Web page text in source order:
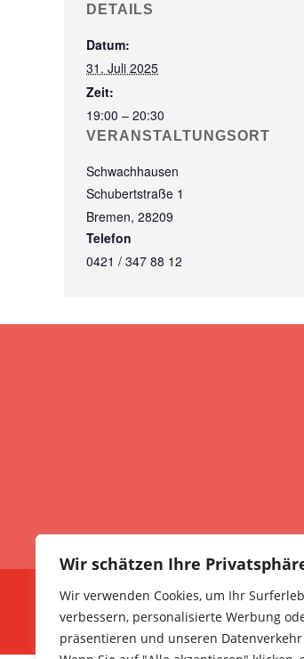
Wir schätzen Ihre
Wir verwenden Cookies, um Ihr
verbessern, personalisierte Werbung
präsentieren und unseren
DETAILS
Datum:
31. Juli 2025
Zeit:
19:00 – 20:30
VERANSTALTUNGSORT
Schwachhausen
Schubertstraße 1
Bremen, 28209
Telefon
0421 / 347 88 12